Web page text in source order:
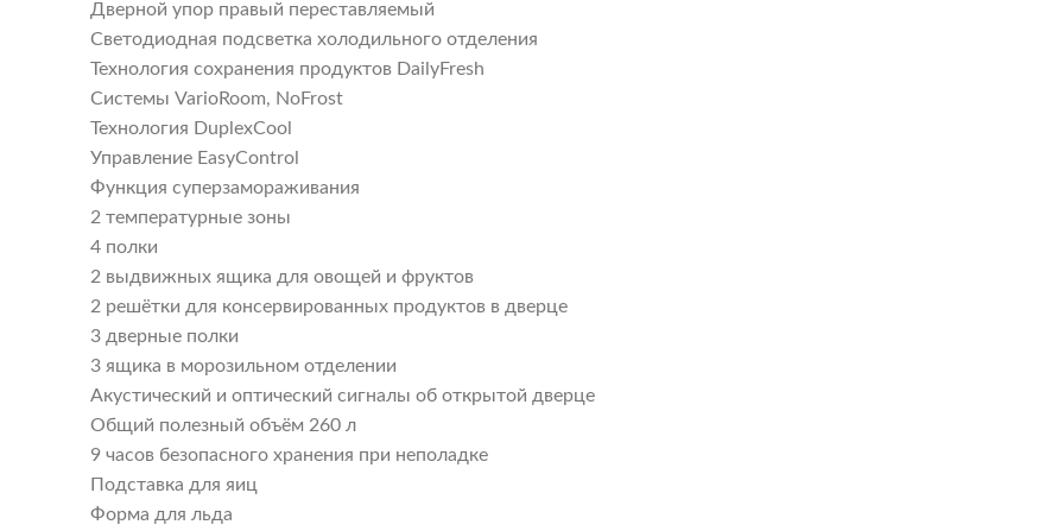
Дверной упор правый переставляемый
Светодиодная подсветка холодильного отделения
Технология сохранения продуктов DailyFresh
Системы VarioRoom, NoFrost
Технология DuplexCool
Управление EasyControl
Функция суперзамораживания
2 температурные зоны
4 полки
2 выдвижных ящика для овощей и фруктов
2 решётки для консервированных продуктов в дверце
3 дверные полки
3 ящика в морозильном отделении
Акустический и оптический сигналы об открытой дверце
Общий полезный объём 260 л
9 часов безопасного хранения при неполадке
Подставка для яиц
Форма для льда